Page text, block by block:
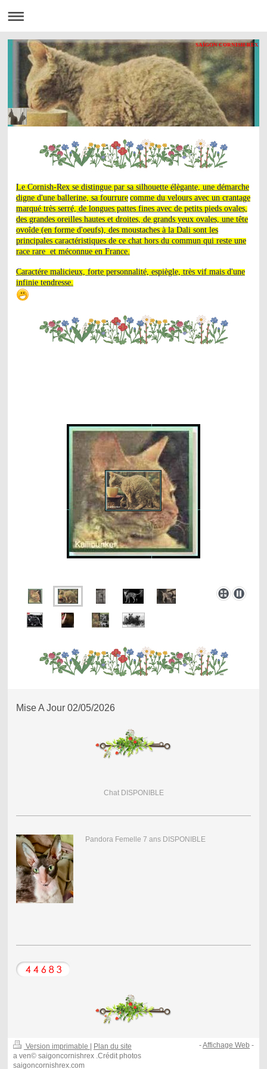
SAÏGON CORNISH-REX
Le Cornish-Rex se distingue par sa silhouette élègante, une démarche
digne d'une ballerine, sa fourrure comme du velours avec un crantage
marqué très serré, de longues pattes fines avec de petits pieds ovales,
des grandes oreilles hautes et droites, de grands yeux ovales, une tête
ovoîde (en forme d'oeufs), des moustaches à la Dali sont les
principales caractéristiques de ce chat hors du commun qui reste une
race rare et méconnue en France.
Caractére malicieux, forte personnalité, espiègle, très vif mais d'une
infinie tendresse.
Mise A Jour 02/05/2026
Chat DISPONIBLE
Pandora Femelle 7 ans DISPONIBLE
Version imprimable | Plan du site
a ven© saigoncornishrex .Crédit photos
saigoncornishrex.com
-Affichage Web -